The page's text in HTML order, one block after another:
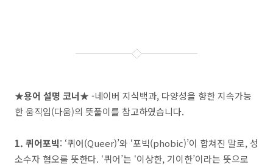
★용어 설명 코너★ -네이버 지식백과, 다양성을 향한 지속가능
한 움직임(다움)의 뜻풀이를 참고하였습니다.
1. 퀴어포빅: ‘퀴어(Queer)’와 ‘포빅(phobic)’이 합쳐진 말로, 성
소수자 혐오를 뜻한다. ‘퀴어’는 ‘이상한,기이한’이라는 뜻으로